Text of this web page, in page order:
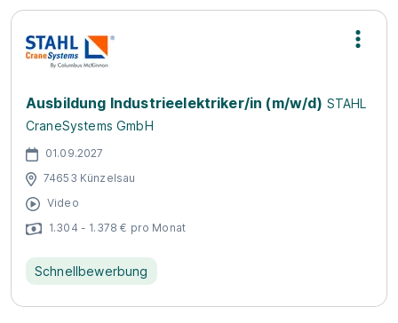
Ausbildung Industrieelektriker/in (m/w/d) STAHL
CraneSystems GmbH
01.09.2027
74653 Künzelsau
Video
1.304 - 1.378 € pro Monat
Schnellbewerbung